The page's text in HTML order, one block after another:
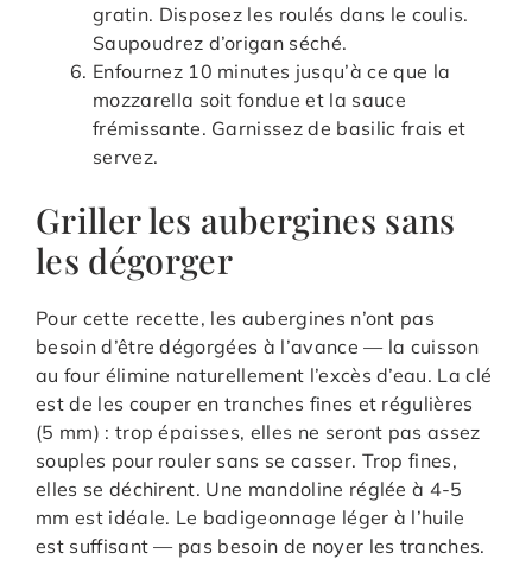
gratin. Disposez les roulés dans le coulis.
Saupoudrez d’origan séché.
Enfournez 10 minutes jusqu’à ce que la
mozzarella soit fondue et la sauce
frémissante. Garnissez de basilic frais et
servez.
Griller les aubergines sans
les dégorger
Pour cette recette, les aubergines n’ont pas
besoin d’être dégorgées à l’avance — la cuisson
au four élimine naturellement l’excès d’eau. La clé
est de les couper en tranches fines et régulières
(5 mm) : trop épaisses, elles ne seront pas assez
souples pour rouler sans se casser. Trop fines,
elles se déchirent. Une mandoline réglée à 4-5
mm est idéale. Le badigeonnage léger à l’huile
est suffisant — pas besoin de noyer les tranches.